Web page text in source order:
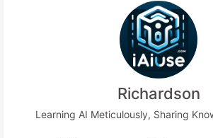
Richardson
Learning AI Meticulously, Sharing